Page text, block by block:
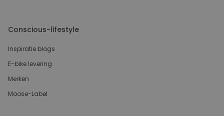
Conscious-lifestyle
Inspiratie blogs
E-bike levering
Merken
Moose-Label